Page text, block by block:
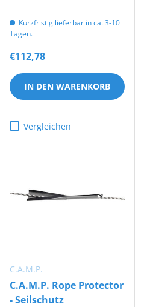
Kurzfristig lieferbar in ca. 3-10
Tagen.
€112,78
IN DEN WARENKORB
Vergleichen
C.A.M.P.
C.A.M.P. Rope Protector
- Seilschutz